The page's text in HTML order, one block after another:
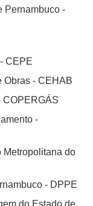
Pernambuco -
CEPE
Obras - CEHAB
COPERGÁS
-
Metropolitana do
- DPPE
do Estado de